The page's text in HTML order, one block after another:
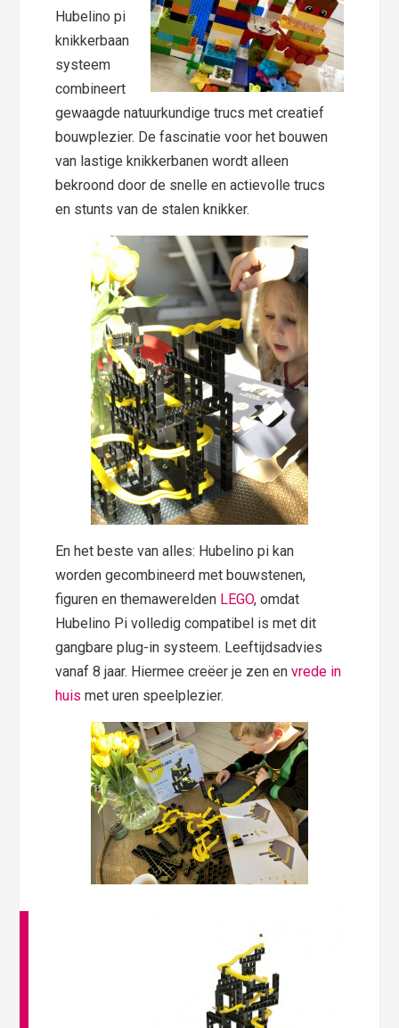
Hubelino pi
knikkerbaan
systeem
combineert
gewaagde natuurkundige trucs met creatief
bouwplezier. De fascinatie voor het bouwen
van lastige knikkerbanen wordt alleen
bekroond door de snelle en actievolle trucs
en stunts van de stalen knikker.
En het beste van alles: Hubelino pi kan
worden gecombineerd met bouwstenen,
figuren en themawerelden LEGO, omdat
Hubelino Pi volledig compatibel is met dit
gangbare plug-in systeem. Leeftijdsadvies
vanaf 8 jaar. Hiermee creëer je zen envrede in
huis met uren speelplezier.